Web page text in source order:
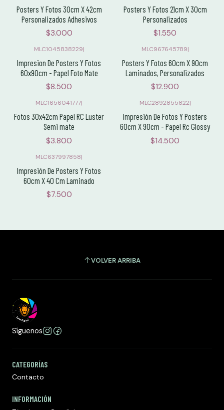
Posters Y Fotos 30cm X 42cm
Personalizados Adhesivos
$3.000
Posters Y Fotos 21cm X 30cm
Personalizados
$1.550
MLC1045838229|
Impresion De Posters Y Fotos
60x90cm - Papel Foto Mate
$8.500
MLC967645789|
Posters Y Fotos 60cm X 90cm
Laminados, Personalizados
$12.900
MLC1656041777|
Fotos 30x42cm Papel RC Luster
Semi mate
$3.800
MLC2892855822|
Impresión De Fotos Y Posters
60cm X 90cm - Papel Rc Glossy
$14.500
MLC637997858|
Impresión De Posters Y Fotos
60cm X 40 Cm Laminado
$7.500
VOLVER ARRIBA
Síguenos
CATEGORÍAS
Contacto
INFORMACIÓN